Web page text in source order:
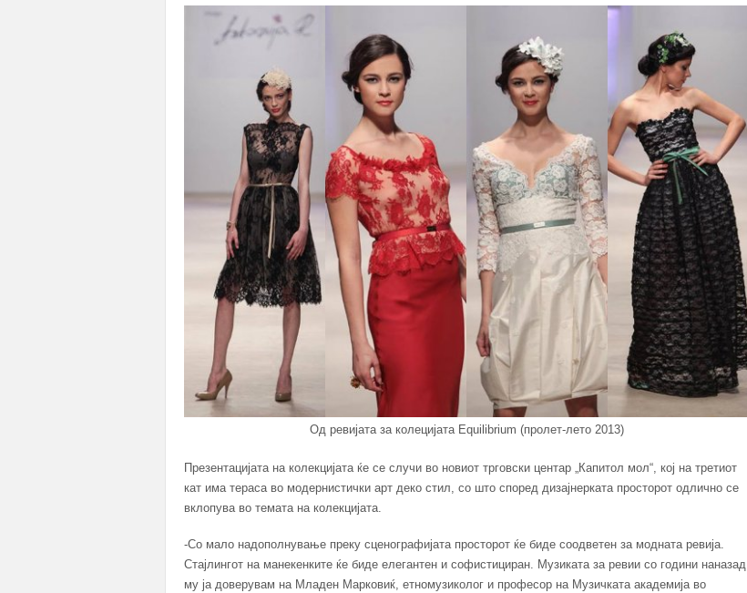
Од ревијата за колецијата Equilibrium (пролет-лето 2013)
Презентацијата на колекцијата ќе се случи во новиот трговски центар „Капитол мол“, кој на третиот
кат има тераса во модернистички арт деко стил, со што според дизајнерката просторот одлично се
вклопува во темата на колекцијата.
-Со мало надополнување преку сценографијата просторот ќе биде соодветен за модната ревија.
Стајлингот на манекенките ќе биде елегантен и софистициран. Музиката за ревии со години наназад
му ја доверувам на Младен Марковиќ, етномузиколог и професор на Музичката академија во